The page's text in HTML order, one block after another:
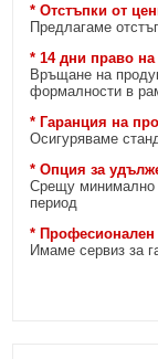
* Отстъпки от
Предлагаме
* 14 дни право
Връщане на
формалности в
* Гаранция на
Осигуряваме
* Опция за
Срещу минимално
период
* Професионален
Имаме сервиз за